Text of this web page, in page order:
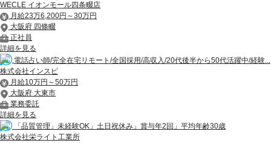
WECLE イオンモール四条畷店
月給23万6,200円～30万円
大阪府 四條畷
正社員
詳細を見る
電話占い師/完全在宅リモート/全国採用/高収入/20代後半から50代活躍中/経験...
株式会社インスピ
月給10万円～50万円
大阪府 大東市
業務委託
詳細を見る
「品質管理」未経験OK」土日祝休み」賞与年2回」平均年齢30歳
株式会社栄ライト工業所